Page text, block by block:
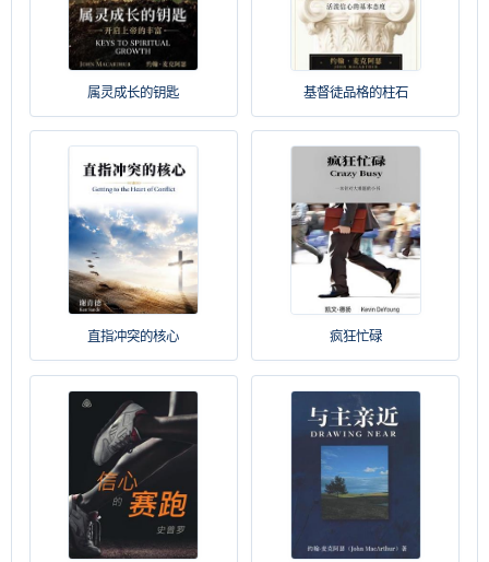
属灵成长的钥匙 基督徒品格的柱石
直指冲突的核心 疯狂忙碌